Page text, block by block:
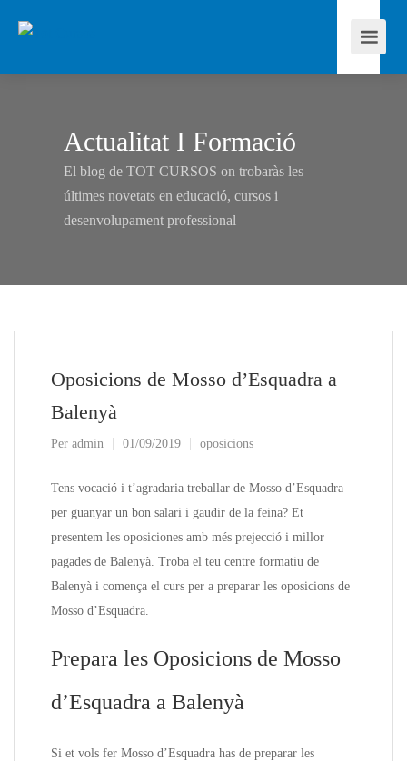
Actualitat I Formació
El blog de TOT CURSOS on trobaràs les
últimes novetats en educació, cursos i
desenvolupament professional
Oposicions de Mosso d’Esquadra a
Balenyà
Per admin 01/09/2019 oposicions
Tens vocació i t’agradaria treballar de Mosso d’Esquadra
per guanyar un bon salari i gaudir de la feina? Et
presentem les oposiciones amb més prejecció i millor
pagades de Balenyà. Troba el teu centre formatiu de
Balenyà i comença el curs per a preparar les oposicions de
Mosso d’Esquadra.
Prepara les Oposicions de Mosso
d’Esquadra a Balenyà
Si et vols fer Mosso d’Esquadra has de preparar les